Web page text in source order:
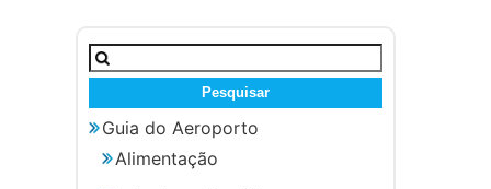
Pesquisar
por:
Guia do Aeroporto
Alimentação